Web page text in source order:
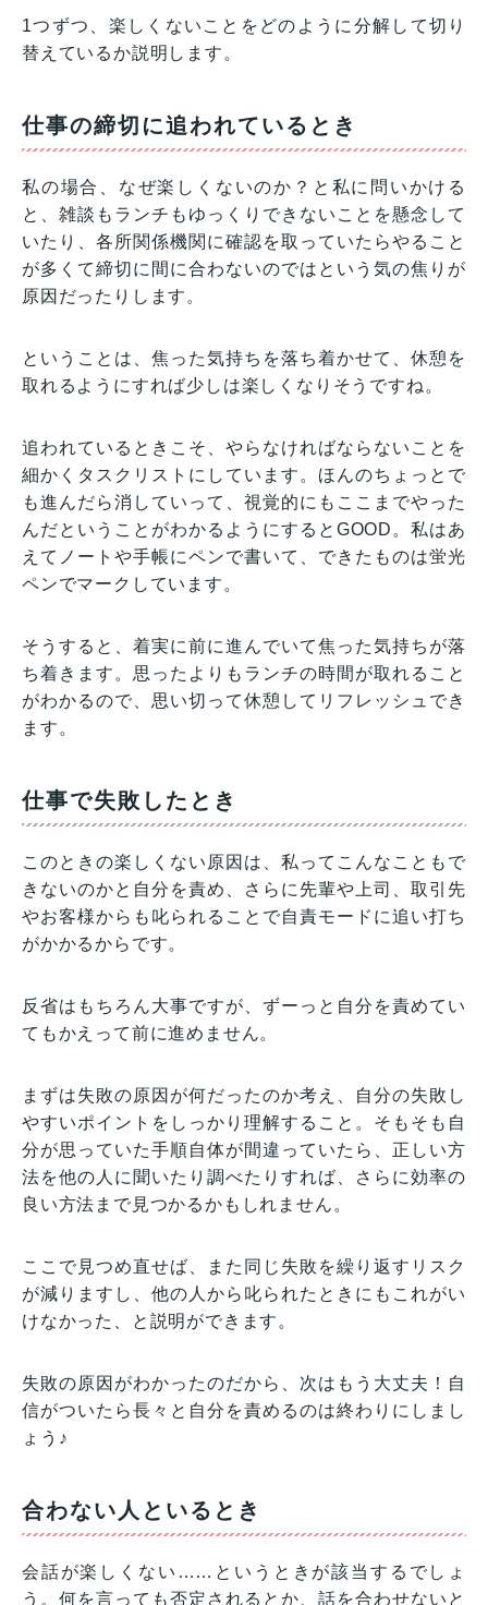
1つずつ、楽しくないことをどのように分解して切り
替えているか説明します。
仕事の締切に追われているとき
私の場合、なぜ楽しくないのか？と私に問いかける
と、雑談もランチもゆっくりできないことを懸念して
いたり、各所関係機関に確認を取っていたらやること
が多くて締切に間に合わないのではという気の焦りが
原因だったりします。
ということは、焦った気持ちを落ち着かせて、休憩を
取れるようにすれば少しは楽しくなりそうですね。
追われているときこそ、やらなければならないことを
細かくタスクリストにしています。ほんのちょっとで
も進んだら消していって、視覚的にもここまでやった
んだということがわかるようにするとGOOD。私はあ
えてノートや手帳にペンで書いて、できたものは蛍光
ペンでマークしています。
そうすると、着実に前に進んでいて焦った気持ちが落
ち着きます。思ったよりもランチの時間が取れること
がわかるので、思い切って休憩してリフレッシュでき
ます。
仕事で失敗したとき
このときの楽しくない原因は、私ってこんなこともで
きないのかと自分を責め、さらに先輩や上司、取引先
やお客様からも叱られることで自責モードに追い打ち
がかかるからです。
反省はもちろん大事ですが、ずーっと自分を責めてい
てもかえって前に進めません。
まずは失敗の原因が何だったのか考え、自分の失敗し
やすいポイントをしっかり理解すること。そもそも自
分が思っていた手順自体が間違っていたら、正しい方
法を他の人に聞いたり調べたりすれば、さらに効率の
良い方法まで見つかるかもしれません。
ここで見つめ直せば、また同じ失敗を繰り返すリスク
が減りますし、他の人から叱られたときにもこれがい
けなかった、と説明ができます。
失敗の原因がわかったのだから、次はもう大丈夫！自
信がついたら長々と自分を責めるのは終わりにしまし
ょう♪
合わない人といるとき
会話が楽しくない……というときが該当するでしょ
う。何を言っても否定されるとか、話を合わせないと